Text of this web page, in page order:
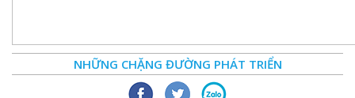
NHỮNG CHẶNG ĐƯỜNG PHÁT TRIỂN